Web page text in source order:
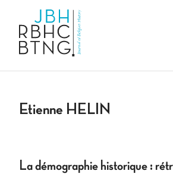
Etienne HELIN
La démographie historique :